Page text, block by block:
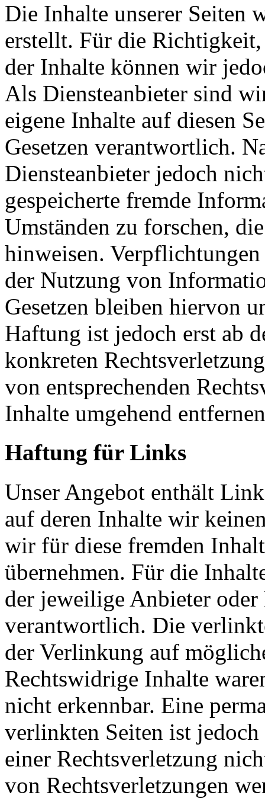
Die Inhalte unserer Seiten
erstellt. Für die
der Inhalte können wir
Als Diensteanbieter sind
eigene Inhalte auf diesen
Gesetzen verantwortlich.
Diensteanbieter jedoch
gespeicherte fremde
Umständen zu forschen,
hinweisen.
der Nutzung von
Gesetzen bleiben hiervon
Haftung ist jedoch erst ab
konkreten
von entsprechenden
Inhalte umgehend
Haftung für Links
Unser Angebot enthält
auf deren Inhalte wir
wir für diese fremden
übernehmen. Für die
der jeweilige Anbieter oder
verantwortlich. Die
der Verlinkung auf
Rechtswidrige Inhalte
nicht erkennbar. Eine
verlinkten Seiten ist
einer Rechtsverletzung
von Rechtsverletzungen